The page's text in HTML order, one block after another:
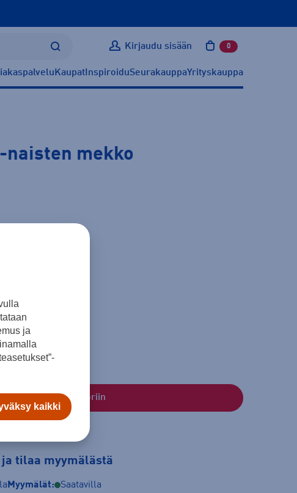
Kirjaudu sisään 0 tuotetta
Kaupat InspiroiduSeurakauppaYrityskauppa
-naisten mekko
L
Lisää ostoskoriin
ja tilaa myymälästä
Myymälät: Saatavilla
ja
kaikki